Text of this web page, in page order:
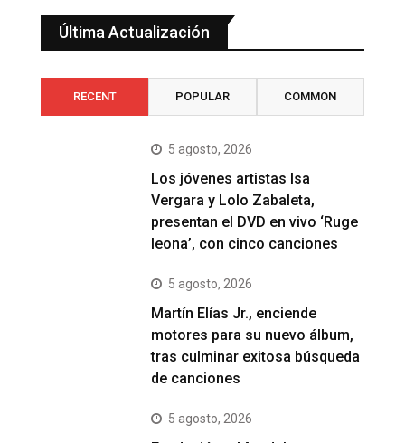
Última Actualización
RECENT POPULAR COMMON
5 agosto, 2026
Los jóvenes artistas Isa
Vergara y Lolo Zabaleta,
presentan el DVD en vivo ‘Ruge
leona’, con cinco canciones
5 agosto, 2026
Martín Elías Jr., enciende
motores para su nuevo álbum,
tras culminar exitosa búsqueda
de canciones
5 agosto, 2026